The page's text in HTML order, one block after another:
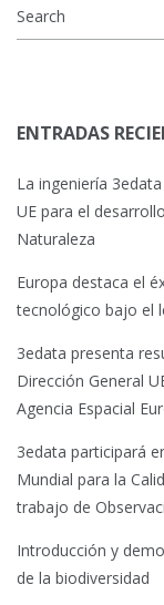
ENTRADAS
La ingeniería
UE para el
Naturaleza
Europa destaca el
tecnológico bajo el
3edata presenta
Dirección General
Agencia Espacial
3edata participará
Mundial para la
trabajo de
Introducción y
de la biodiversidad